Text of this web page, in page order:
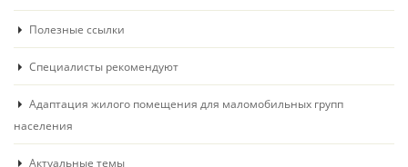
Полезные ссылки
Специалисты рекомендуют
Адаптация жилого помещения для маломобильных групп
населения
Актуальные темы